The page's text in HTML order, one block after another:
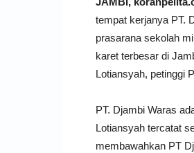
tempat kerjanya PT.
prasarana sekolah
karet terbesar di
Lotiansyah, petinggi
PT. Djambi Waras
Lotiansyah tercatat
membawahkan PT